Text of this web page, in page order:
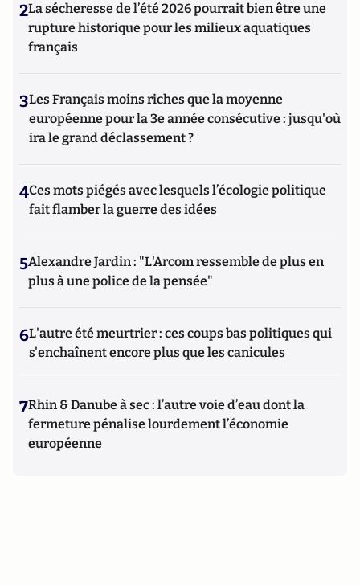
2La sécheresse de l’été 2026 pourrait bien être une
rupture historique pour les milieux aquatiques
français
3Les Français moins riches que la moyenne
européenne pour la 3e année consécutive : jusqu'où
ira le grand déclassement ?
4Ces mots piégés avec lesquels l’écologie politique
fait flamber la guerre des idées
5Alexandre Jardin : "L'Arcom ressemble de plus en
plus à une police de la pensée"
6L'autre été meurtrier : ces coups bas politiques qui
s'enchaînent encore plus que les canicules
7Rhin & Danube à sec : l’autre voie d’eau dont la
fermeture pénalise lourdement l’économie
européenne